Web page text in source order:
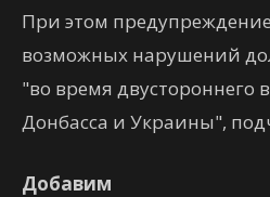
При этом
возможных нарушений
"во время двустороннего
Донбасса и Украины",
Добавим